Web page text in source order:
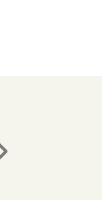
Próximo